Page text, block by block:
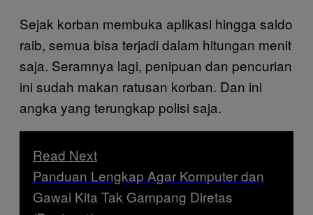
Sejak korban membuka aplikasi hingga saldo
raib, semua bisa terjadi dalam hitungan menit
saja. Seramnya lagi, penipuan dan pencurian
ini sudah makan ratusan korban. Dan ini
angka yang terungkap polisi saja.
Read Next
Panduan Lengkap Agar Komputer dan
Gawai Kita Tak Gampang Diretas